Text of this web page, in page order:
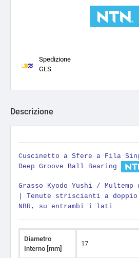
Spedizione
GLS
Descrizione
Cuscinetto a Sfere a Fila
Deep Groove Ball Bearing
Grasso Kyodo Yushi / Multemp
Tenute striscianti a doppio
NBR, su entrambi i lati
Diametro
Interno [mm]
17